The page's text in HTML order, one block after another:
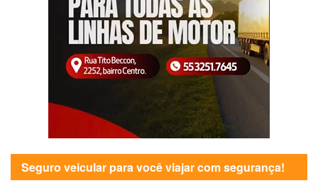
Seguro veicular para você viajar com segurança!